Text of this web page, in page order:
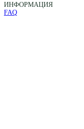
ИНФОРМАЦИЯ
FAQ